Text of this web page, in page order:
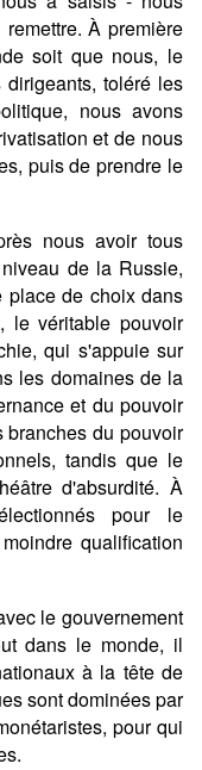
À première
soit que nous, le
toléré les
nous avons
et de nous
puis de prendre le
nous avoir tous
de la Russie,
place de choix dans
le véritable pouvoir
qui s'appuie sur
les domaines de la
et du pouvoir
branches du pouvoir
tandis que le
d'absurdité. À
pour le
qualification
le gouvernement
dans le monde, il
à la tête de
sont dominées par
pour qui